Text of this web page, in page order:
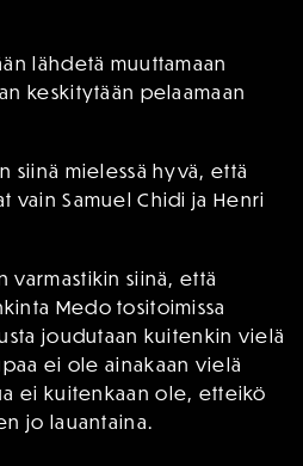
lähdetä muuttamaan
keskitytään pelaamaan
siinä mielessä hyvä, että
vain Samuel Chidi ja Henri
siinä, että
Medo tositoimissa
joudutaan kuitenkin vielä
ei ole ainakaan vielä
ei kuitenkaan ole, etteikö
jo lauantaina.